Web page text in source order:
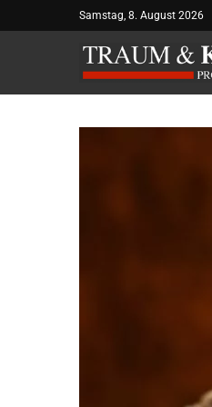
Samstag, 8. August 2026